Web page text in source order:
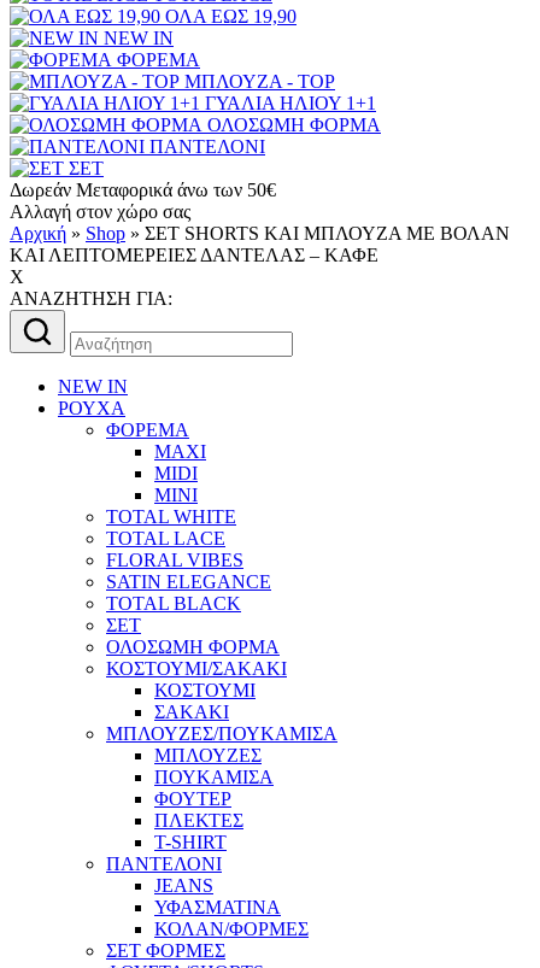
ΟΛΑ ΕΩΣ 19,90
NEW IN
ΦΟΡΕΜΑ
ΜΠΛΟΥΖΑ - TOP
ΓΥΑΛΙΑ ΗΛΙΟΥ 1+1
ΟΛΟΣΩΜΗ ΦΟΡΜΑ
ΠΑΝΤΕΛΟΝΙ
ΣΕΤ
Δωρεάν Μεταφορικά άνω των 50€
Αλλαγή στον χώρο σας
Αρχική » Shop » ΣΕΤ SHORTS ΚΑΙ ΜΠΛΟΥΖΑ ΜΕ ΒΟΛΑΝ
ΚΑΙ ΛΕΠΤΟΜΕΡΕΙΕΣ ΔΑΝΤΕΛΑΣ – ΚΑΦΕ
X
AΝΑΖΗΤΗΣΗ ΓΙΑ:
Αναζήτηση
για:
NEW IN
ΡΟΥΧΑ
ΦΟΡΕΜΑ
MAXI
MIDI
MINI
TOTAL WHITE
TOTAL LACE
FLORAL VIBES
SATIN ELEGANCE
TOTAL BLACK
ΣΕΤ
ΟΛΟΣΩΜΗ ΦΟΡΜΑ
ΚΟΣΤΟΥΜΙ/ΣΑΚΑΚΙ
ΚΟΣΤΟΥΜΙ
ΣΑΚΑΚΙ
ΜΠΛΟΥΖΕΣ/ΠΟΥΚΑΜΙΣΑ
ΜΠΛΟΥΖΕΣ
ΠΟΥΚΑΜΙΣΑ
ΦΟΥΤΕΡ
ΠΛΕΚΤΕΣ
T-SHIRT
ΠΑΝΤΕΛΟΝΙ
JEANS
ΥΦΑΣΜΑΤΙΝΑ
ΚΟΛΑΝ/ΦΟΡΜΕΣ
ΣΕΤ ΦΟΡΜΕΣ